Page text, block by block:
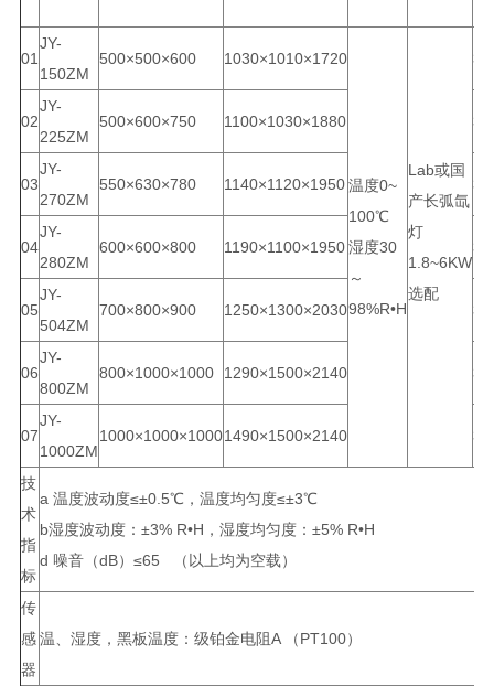
01
JY-
150ZM
500×500×600 1030×1010×1720
温度0~
100℃
湿度30
～
98%R•H
Lab或国
产长弧氙
灯
1.8~6KW
选配
02
JY-
225ZM
500×600×750 1100×1030×1880
03
JY-
270ZM
550×630×780 1140×1120×1950
04
JY-
280ZM
600×600×800 1190×1100×1950
05
JY-
504ZM
700×800×900 1250×1300×2030
06
JY-
800ZM
800×1000×1000 1290×1500×2140
07
JY-
1000ZM
1000×1000×10001490×1500×2140
技
术
指
标
a 温度波动度≤±0.5℃，温度均匀度≤±3℃
b湿度波动度：±3% R•H，湿度均匀度：±5% R•H
d 噪音（dB）≤65 （以上均为空载）
传
感
器
温、湿度，黑板温度：级铂金电阻A （PT100）